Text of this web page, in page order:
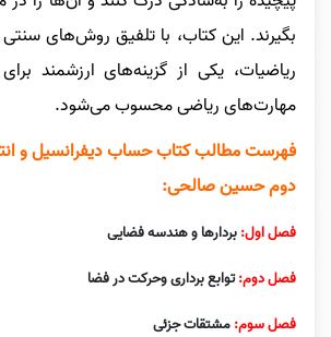
بگیرند. این کتاب، با تلفیق روش‌های
ریاضیات، یکی از گزینه‌های ارزشمند
مهارت‌های ریاضی محسوب می‌شود.
فهرست مطالب کتاب حساب دیفرانسیل و
دوم حسین صالحی:
فصل اول:بردارها و هندسه فضایی
فصل دوم:توابع برداری وحرکت در فضا
فصل سوم:مشتقات جزئی